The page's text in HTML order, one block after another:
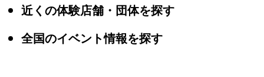
近くの体験店舗・団体を探す
全国のイベント情報を探す